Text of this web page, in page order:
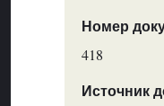
Номер
418
Источник